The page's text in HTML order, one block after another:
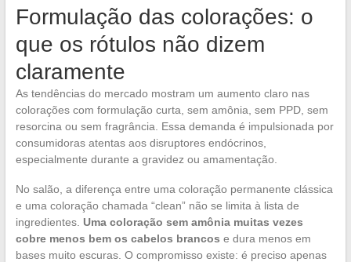
Formulação das colorações: o
que os rótulos não dizem
claramente
As tendências do mercado mostram um aumento claro nas
colorações com formulação curta, sem amônia, sem PPD, sem
resorcina ou sem fragrância. Essa demanda é impulsionada por
consumidoras atentas aos disruptores endócrinos,
especialmente durante a gravidez ou amamentação.
No salão, a diferença entre uma coloração permanente clássica
e uma coloração chamada “clean” não se limita à lista de
ingredientes. Uma coloração sem amônia muitas vezes
cobre menos bem os cabelos brancos e dura menos em
bases muito escuras. O compromisso existe: é preciso apenas